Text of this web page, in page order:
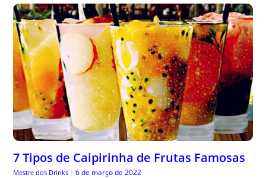
7 Tipos de Caipirinha de Frutas Famosas
Mestre dos Drinks | 6 de março de 2022